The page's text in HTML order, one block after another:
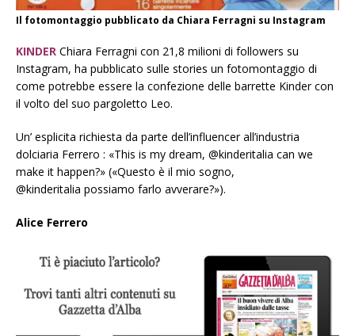
Il fotomontaggio pubblicato da Chiara Ferragni su Instagram
KINDER Chiara Ferragni con 21,8 milioni di followers su
Instagram, ha pubblicato sulle stories un fotomontaggio di
come potrebbe essere la confezione delle barrette Kinder con
il volto del suo pargoletto Leo.
Un’ esplicita richiesta da parte dell’influencer all’industria
dolciaria Ferrero : «This is my dream, @kinderitalia can we
make it happen?» («Questo è il mio sogno,
@kinderitalia possiamo farlo avverare?»).
Alice Ferrero